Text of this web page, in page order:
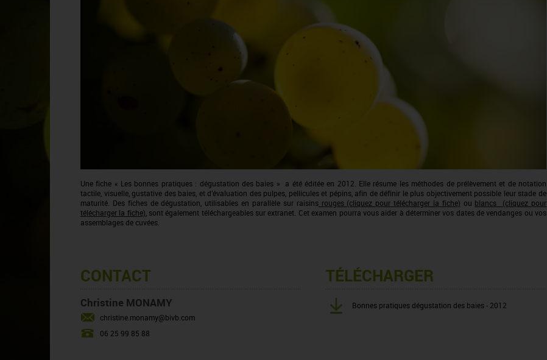
Une fiche « Les bonnes pratiques : dégustation des baies » a été éditée en 2012. Elle résume les méthodes de prélèvement et de notation
tactile, visuelle, gustative des baies, et d’évaluation des pulpes, pellicules et pépins, afin de définir le plus objectivement possible leur stade de
maturité. Des fiches de dégustation, utilisables en parallèle sur raisinsrouges (cliquez pour télécharger la fiche) ou blancs
(cliquez pour
télécharger la fiche) , sont également téléchargeables sur extranet. Cet examen pourra vous aider à déterminer vos dates de vendanges ou vos
assemblages de cuvées.
CONTACT
Christine MONAMY
christine.monamy@bivb.com
06 25 99 85 88
TÉLÉCHARGER
Bonnes pratiques dégustation des baies - 2012